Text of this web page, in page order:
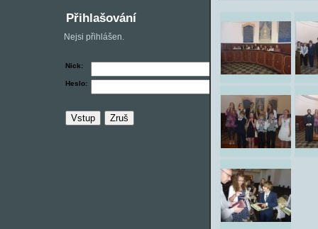
Přihlašování
Nejsi přihlášen.
Nick:
Heslo: